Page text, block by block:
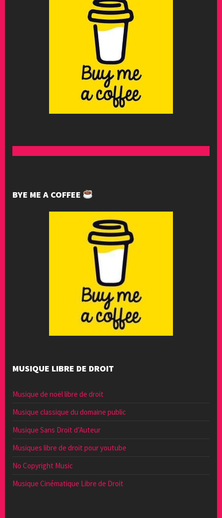
BYE ME A COFFEE
MUSIQUE LIBRE DE DROIT
Musique de noël libre de droit
Musique classique du domaine public
Musique Sans Droit d’Auteur
Musiques libre de droit pour youtube
No Copyright Music
Musique Cinématique Libre de Droit